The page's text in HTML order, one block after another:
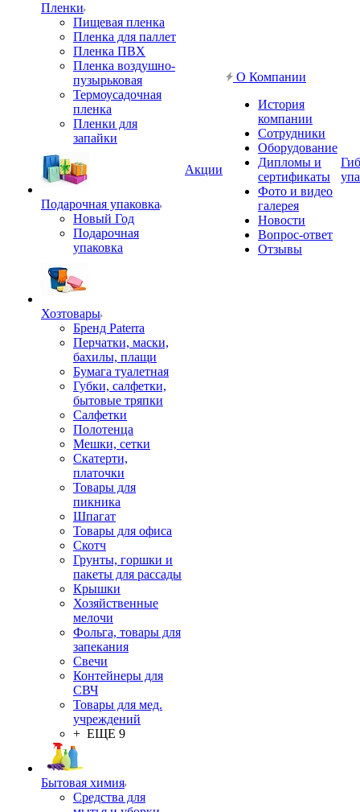
Пленки
Пищевая пленка
Пленка для паллет
Пленка ПВХ
Пленка воздушно-
пузырьковая
Термоусадочная
пленка
Пленки для
запайки
Подарочная упаковка
Новый Год
Подарочная
упаковка
Хозтовары
Бренд Paterra
Перчатки, маски,
бахилы, плащи
Бумага туалетная
Губки, салфетки,
бытовые тряпки
Салфетки
Полотенца
Мешки, сетки
Скатерти,
платочки
Товары для
пикника
Шпагат
Товары для офиса
Скотч
Грунты, горшки и
пакеты для рассады
Крышки
Хозяйственные
мелочи
Фольга, товары для
запекания
Свечи
Контейнеры для
СВЧ
Товары для мед.
учреждений
+ ЕЩЕ 9
Бытовая химия
Средства для
Акции
О Компании
История
компании
Сотрудники
Оборудование
Дипломы и
сертификаты
Фото и видео
галерея
Новости
Вопрос-ответ
Отзывы